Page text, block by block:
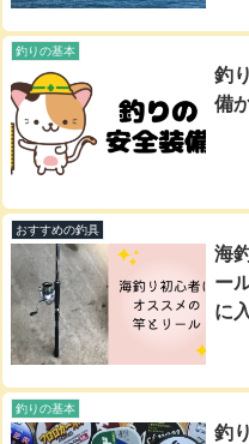
釣りの基本
釣
備
おすすめの釣具
海
ー
に
釣りの基本
釣